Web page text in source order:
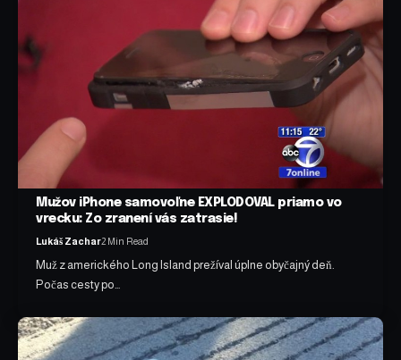
Mužov iPhone samovoľne EXPLODOVAL priamo vo
vrecku: Zo zranení vás zatrasie!
Lukáš Zachar2 Min Read
Muž z amerického Long Island prežíval úplne obyčajný deň.
Počas cesty po…